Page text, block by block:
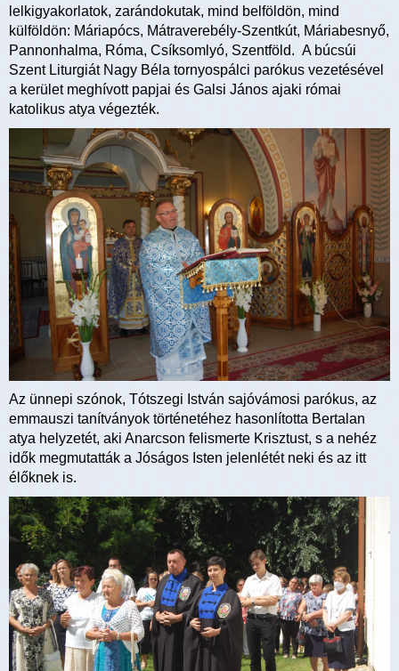
lelkigyakorlatok, zarándokutak, mind belföldön, mind
külföldön: Máriapócs, Mátraverebély-Szentkút, Máriabesnyő,
Pannonhalma, Róma, Csíksomlyó, Szentföld. A búcsúi
Szent Liturgiát Nagy Béla tornyospálci parókus vezetésével
a kerület meghívott papjai és Galsi János ajaki római
katolikus atya végezték.
Az ünnepi szónok, Tótszegi István sajóvámosi parókus, az
emmauszi tanítványok történetéhez hasonlította Bertalan
atya helyzetét, aki Anarcson felismerte Krisztust, s a nehéz
idők megmutatták a Jóságos Isten jelenlétét neki és az itt
élőknek is.